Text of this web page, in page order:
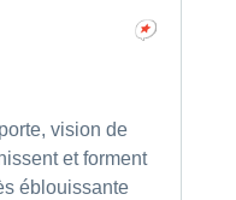
vision de
et forment
éblouissante